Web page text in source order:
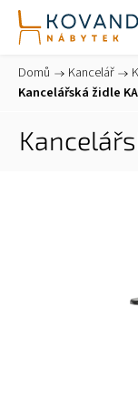
Domů / Kancelář /
Kancelářská židle